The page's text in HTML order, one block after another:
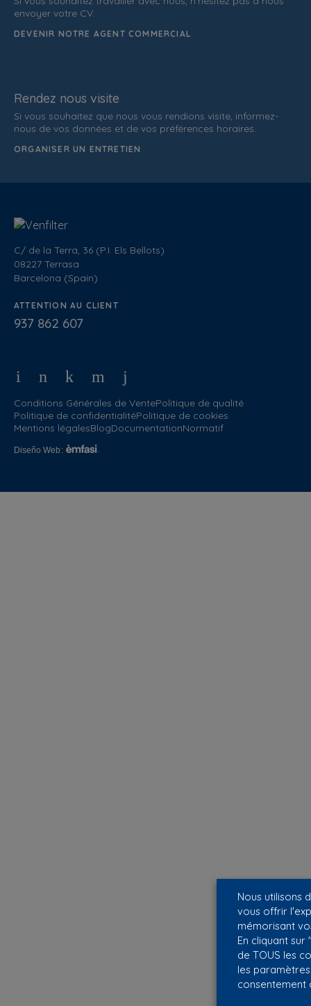
C/ de la Terra, 36 (P.I. Els Bellots)
08227 Terrasa
Barcelona (Spain)
ATTENTION AU CLIENT
937 862 607
Conditions Générales de VentePolitique de qualité
Politique de confidentialitéPolitique de cookies
Mentions légalesBlogDocumentationNormatif
Diseño Web :
envoyer votre CV.
DEVENIR NOTRE AGENT COMMERCIAL
Rendez nous visite
Si vous souhaitez que nous vous rendions visite, informez-
nous de vos données et de vos préférences horaires.
ORGANISER UN ENTRETIEN
Nous utilisons
vous offrir
mémorisant
En cliquant
de TOUS les
les
consentement